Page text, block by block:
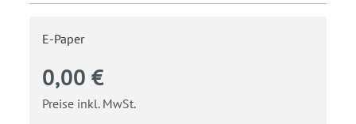
E-Paper
0,00 €
Preise inkl. MwSt.